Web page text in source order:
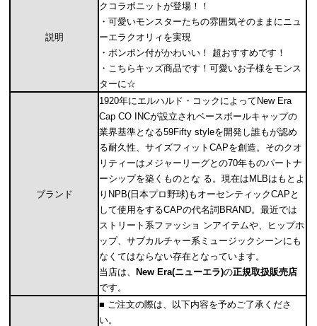
説明
クコラボニットが登場！！
・可愛いモンスターたちの雰囲気そのままにニュ
ーエラクオリィを実現
・ポンポン付がかわいい！ 超おすすめです！
・こちらキッズ商品です！可愛いお子様をモンス
ターに☆
ブランド
1920年にエルハルド・コックによってNew Era
Cap CO INCが設立されベースボールキャップの
業界基準となる59Fifty styleを開発し誰もが認め
る耐久性、サイズフィットCAPを創造。そのクオ
リティーはメジャーリーグとの70年ものパートナ
ーシップを築くものとな る。現在はMLBはもとよ
りNPB(日本プロ野球)もオーセンティックCAPと
して使用をするCAPの代名詞BRAND。最近では
ストリート系ファッショ ンアイテムや、ヒップホ
ップ、サブカルチャー系ミュージックシーンにも
なくてはならない存在となっています。
当店は、
New Era(ニューエラ)の正規取扱販売店
です。
■ ご注文の際は、以下内容を予めご了承くださ
い。